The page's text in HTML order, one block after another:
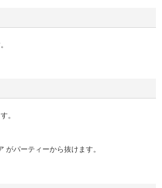
。
がパーティーから抜けます。